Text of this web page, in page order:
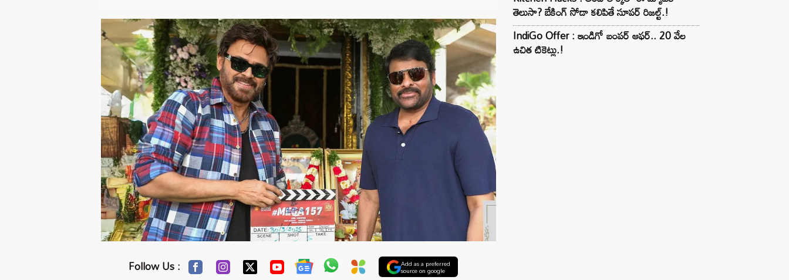
Follow Us : Add as a preferred
source on google
తెలుసా? బేకింగ్ సోడా కలిపితే సూపర్ రిజల్ట్.!
IndiGo Offer : ఇండిగో బంపర్ ఆఫర్.. 20 వేల
ఉచిత టికెట్లు.!